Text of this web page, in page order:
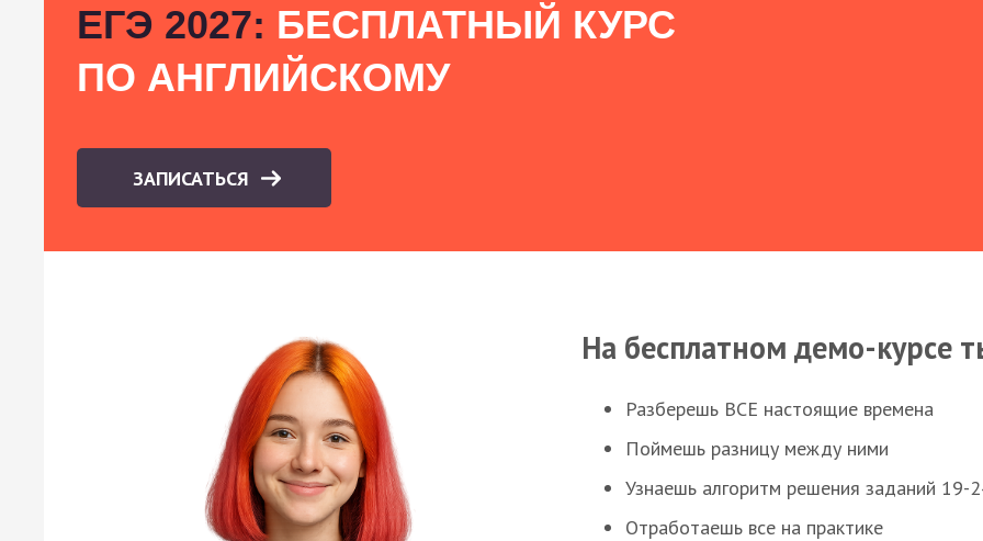
ЕГЭ 2027: БЕСПЛАТНЫЙ КУРС
ПО АНГЛИЙСКОМУ
ЗАПИСАТЬСЯ
На бесплатном демо-курсе
Разберешь ВСЕ настоящие времена
Поймешь разницу между ними
Узнаешь алгоритм решения заданий 19-
Отработаешь все на практике